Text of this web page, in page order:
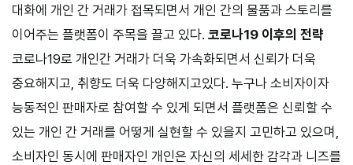
대화에 개인 간 거래가 접목되면서 개인 간의 물품과 스토리를
이어주는 플랫폼이 주목을 끌고 있다. 코로나19 이후의 전략
코로나19로 개인간 거래가 더욱 가속화되면서 신뢰가 더욱
중요해지고, 취향도 더욱 다양해지고있다. 누구나 소비자이자
능동적인 판매자로 참여할 수 있게 되면서 플랫폼은 신뢰할 수
있는 개인 간 거래를 어떻게 실현할 수 있을지 고민하고 있으며,
소비자인 동시에 판매자인 개인은 자신의 세세한 감각과 니즈를